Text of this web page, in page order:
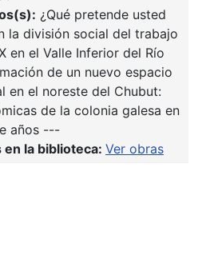
¿Qué pretende usted
la división social del trabajo
en el Valle Inferior del Río
de un nuevo espacio
en el noreste del Chubut:
de la colonia galesa en
años ---
la biblioteca: Ver obras